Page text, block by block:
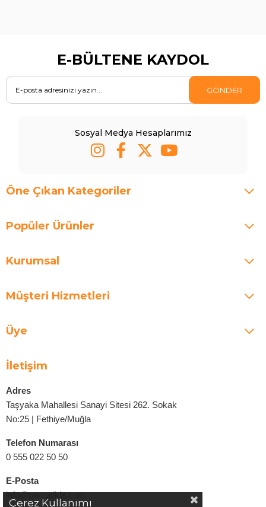
E-BÜLTENE KAYDOL
GÖNDER
Sosyal Medya Hesaplarımız
Öne Çıkan Kategoriler
Popüler Ürünler
Kurumsal
Müşteri Hizmetleri
Üye
İletişim
Adres
Taşyaka Mahallesi Sanayi Sitesi 262. Sokak
No:25 | Fethiye/Muğla
Telefon Numarası
0 555 022 50 50
E-Posta
info@parcatikla.com
Çerez Kullanımı